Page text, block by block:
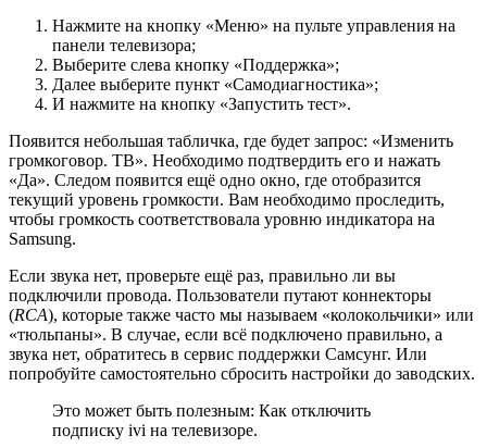
Нажмите на кнопку «Меню» на пульте управления на
панели телевизора;
Выберите слева кнопку «Поддержка»;
Далее выберите пункт «Самодиагностика»;
И нажмите на кнопку «Запустить тест».
Появится небольшая табличка, где будет запрос: «Изменить
громкоговор. ТВ». Необходимо подтвердить его и нажать
«Да». Следом появится ещё одно окно, где отобразится
текущий уровень громкости. Вам необходимо проследить,
чтобы громкость соответствовала уровню индикатора на
Samsung.
Если звука нет, проверьте ещё раз, правильно ли вы
подключили провода. Пользователи путают коннекторы
(RCA), которые также часто мы называем «колокольчики» или
«тюльпаны». В случае, если всё подключено правильно, а
звука нет, обратитесь в сервис поддержки Самсунг. Или
попробуйте самостоятельно сбросить настройки до заводских.
Это может быть полезным: Как отключить
подписку ivi на телевизоре.